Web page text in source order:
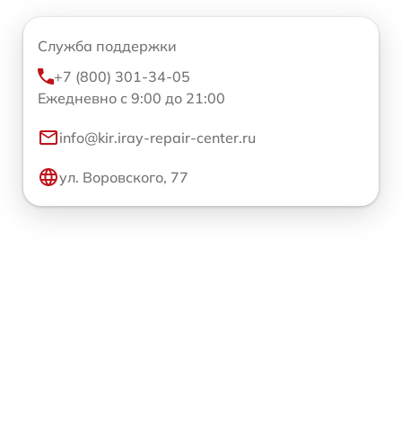
Служба поддержки
+7 (800) 301-34-05
Ежедневно с 9:00 до 21:00
info@kir.iray-repair-center.ru
ул. Воровского, 77